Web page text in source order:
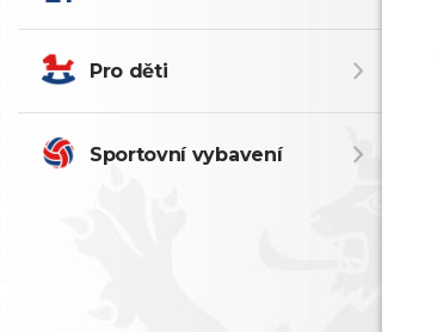
Pro děti
Sportovní vybavení